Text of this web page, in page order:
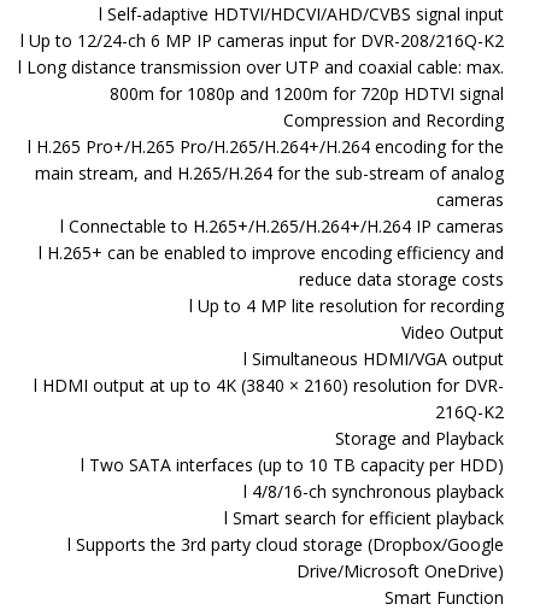
l Self-adaptive HDTVI/HDCVI/AHD/CVBS signal input
l Up to 12/24-ch 6 MP IP cameras input for DVR-208/216Q-K2
l Long distance transmission over UTP and coaxial cable: max.
800m for 1080p and 1200m for 720p HDTVI signal
Compression and Recording
l H.265 Pro+/H.265 Pro/H.265/H.264+/H.264 encoding for the
main stream, and H.265/H.264 for the sub-stream of analog
cameras
l Connectable to H.265+/H.265/H.264+/H.264 IP cameras
l H.265+ can be enabled to improve encoding efficiency and
reduce data storage costs
l Up to 4 MP lite resolution for recording
Video Output
l Simultaneous HDMI/VGA output
l HDMI output at up to 4K (3840 × 2160) resolution for DVR-
216Q-K2
Storage and Playback
l Two SATA interfaces (up to 10 TB capacity per HDD)
l 4/8/16-ch synchronous playback
l Smart search for efficient playback
l Supports the 3rd party cloud storage (Dropbox/Google
Drive/Microsoft OneDrive)
Smart Function